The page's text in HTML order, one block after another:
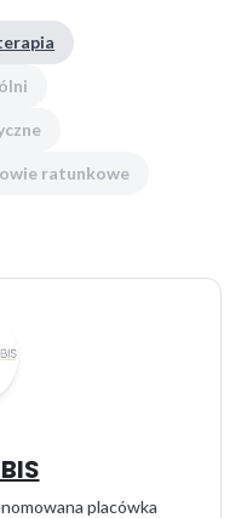
ratunkowe
placówka